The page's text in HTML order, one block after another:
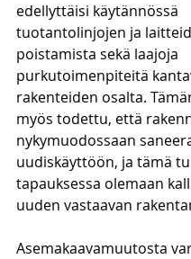
edellyttäisi käytännössä
tuotantolinjojen ja
poistamista sekä laajoja
purkutoimenpiteitä
rakenteiden osalta.
myös todettu, että
nykymuodossaan
uudiskäyttöön, ja tämä
tapauksessa olemaan
uuden vastaavan
Asemakaavamuutosta